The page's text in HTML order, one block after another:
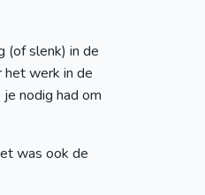
(of slenk) in de
het werk in de
nodig had om
was ook de